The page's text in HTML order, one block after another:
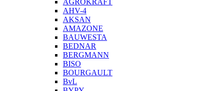
AGROKRAFT
AHV-4
AKSAN
AMAZONE
BAUWESTA
BEDNAR
BERGMANN
BISO
BOURGAULT
BvL